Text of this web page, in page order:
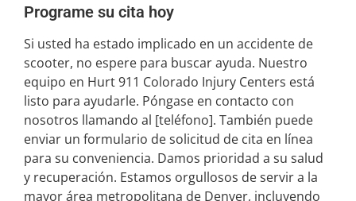
Programe su cita hoy
Si usted ha estado implicado en un accidente de
scooter, no espere para buscar ayuda. Nuestro
equipo en Hurt 911 Colorado Injury Centers está
listo para ayudarle. Póngase en contacto con
nosotros llamando al [teléfono]. También puede
enviar un formulario de solicitud de cita en línea
para su conveniencia. Damos prioridad a su salud
y recuperación. Estamos orgullosos de servir a la
mayor área metropolitana de Denver, incluyendo